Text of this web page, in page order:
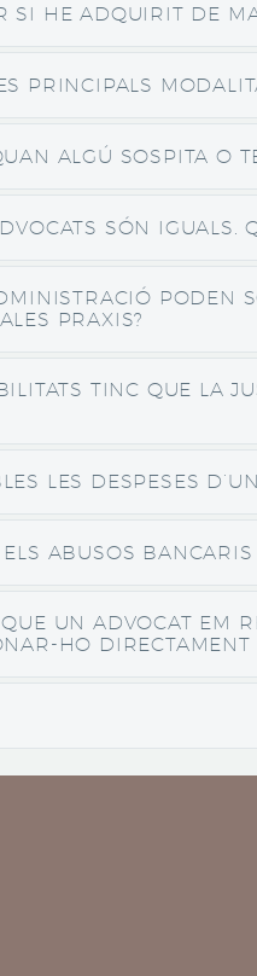
SI HE ADQUIRIT DE
PRINCIPALS
ALGÚ SOSPITA O
SÓN
PODEN
PRAXIS?
TINC QUE LA
LES DESPESES
ELS ABUSOS
UN ADVOCAT EM
HO